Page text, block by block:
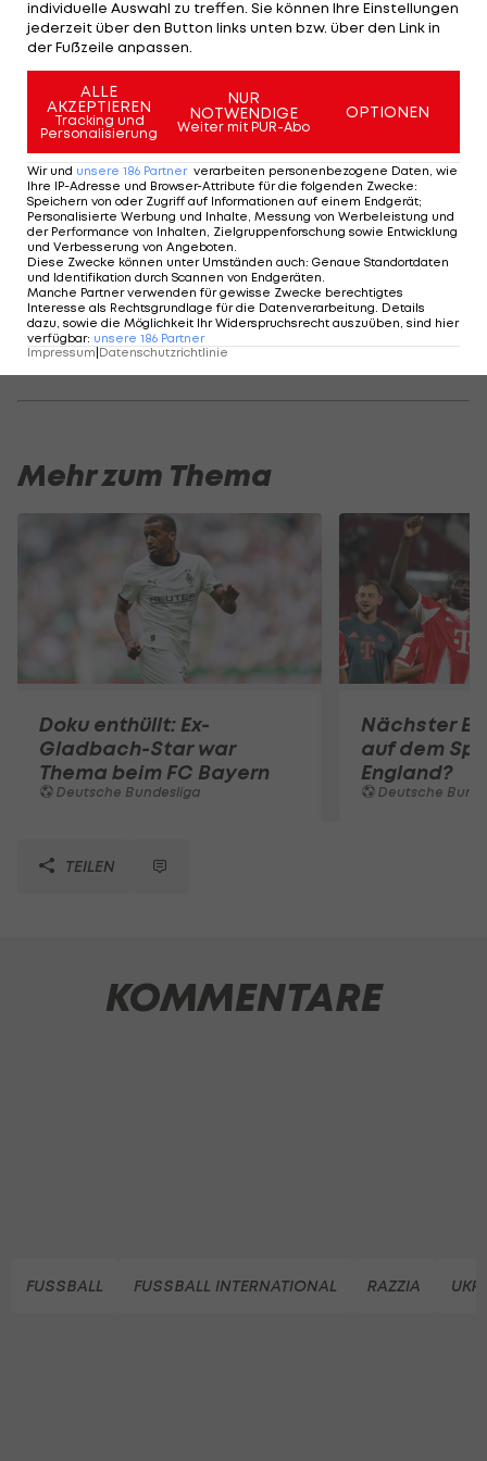
"Das ist ein historischer Tag für den ukrainischen
Fußball", sagt Andrej Pawelko, der Präsident des
Anfang. Wir hoffen, dass es diesmal nicht bei den
Geldstrafen bleiben wird."
Schiedsrichter hätten umgerechnet bis zu 3.200
Euro für eine Spielmanipulation erhalten, hieß es.
Aufgrund der Absprachen sollen jährlich knapp 4,2
Millionen Euro über Sportwetten in Asien verdient
worden sein.
Den Beteiligten drohen nun Geldstrafen und bis zu
sieben Jahre Gefängnis.
Mehr zum Thema
Doku enthüllt: Ex-
Gladbach-Star war
Thema beim FC Bayern
Deutsche Bundesliga
Nächster
auf dem
England?
Deutsche
TEILEN
KOMMENTARE
FUSSBALL FUSSBALL INTERNATIONAL RAZZIA
individuelle Auswahl zu treffen. Sie können Ihre Einstellungen
jederzeit über den Button links unten bzw. über den Link in
der Fußzeile anpassen.
ALLE
AKZEPTIEREN
Tracking und
Personalisierung
NUR
NOTWENDIGE
Weiter mit PUR-Abo
OPTIONEN
Wir und unsere 186 Partner verarbeiten personenbezogene Daten, wie
Ihre IP-Adresse und Browser-Attribute für die folgenden Zwecke:
Speichern von oder Zugriff auf Informationen auf einem Endgerät;
Personalisierte Werbung und Inhalte, Messung von Werbeleistung und
der Performance von Inhalten, Zielgruppenforschung sowie Entwicklung
und Verbesserung von Angeboten.
Diese Zwecke können unter Umständen auch: Genaue Standortdaten
und Identifikation durch Scannen von Endgeräten.
Manche Partner verwenden für gewisse Zwecke berechtigtes
Interesse als Rechtsgrundlage für die Datenverarbeitung. Details
dazu, sowie die Möglichkeit Ihr Widerspruchsrecht auszuüben, sind hier
verfügbar: unsere 186 Partner
Impressum Datenschutzrichtlinie